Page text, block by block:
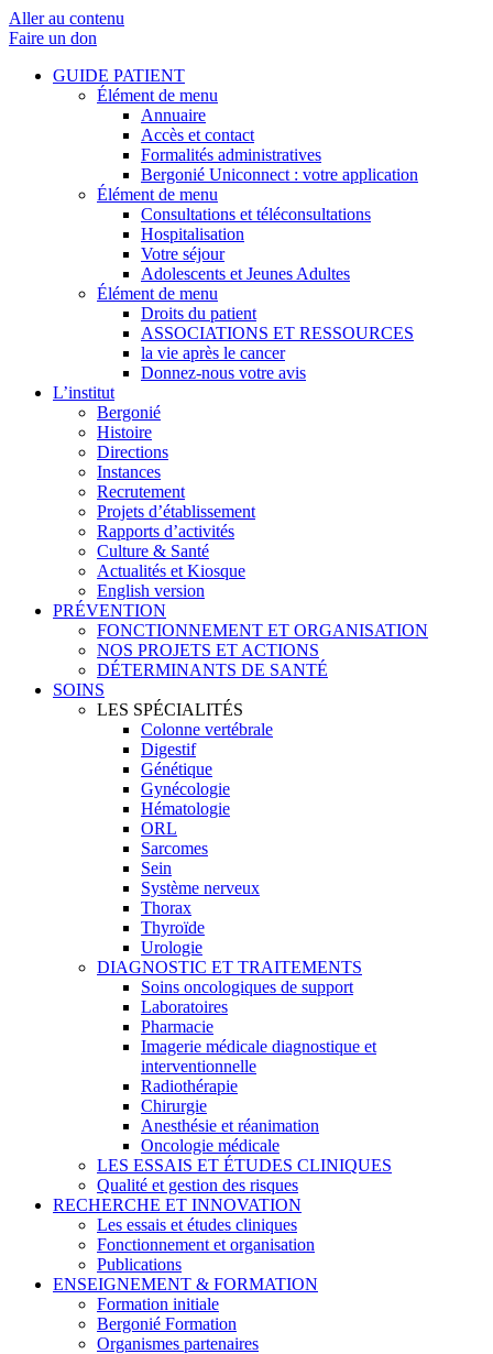
Aller au contenu
Faire un don
GUIDE PATIENT
Élément de menu
Annuaire
Accès et contact
Formalités administratives
Bergonié Uniconnect : votre application
Élément de menu
Consultations et téléconsultations
Hospitalisation
Votre séjour
Adolescents et Jeunes Adultes
Élément de menu
Droits du patient
ASSOCIATIONS ET RESSOURCES
la vie après le cancer
Donnez-nous votre avis
L’institut
Bergonié
Histoire
Directions
Instances
Recrutement
Projets d’établissement
Rapports d’activités
Culture & Santé
Actualités et Kiosque
English version
PRÉVENTION
FONCTIONNEMENT ET ORGANISATION
NOS PROJETS ET ACTIONS
DÉTERMINANTS DE SANTÉ
SOINS
LES SPÉCIALITÉS
Colonne vertébrale
Digestif
Génétique
Gynécologie
Hématologie
ORL
Sarcomes
Sein
Système nerveux
Thorax
Thyroïde
Urologie
DIAGNOSTIC ET TRAITEMENTS
Soins oncologiques de support
Laboratoires
Pharmacie
Imagerie médicale diagnostique et
interventionnelle
Radiothérapie
Chirurgie
Anesthésie et réanimation
Oncologie médicale
LES ESSAIS ET ÉTUDES CLINIQUES
Qualité et gestion des risques
RECHERCHE ET INNOVATION
Les essais et études cliniques
Fonctionnement et organisation
Publications
ENSEIGNEMENT & FORMATION
Formation initiale
Bergonié Formation
Organismes partenaires